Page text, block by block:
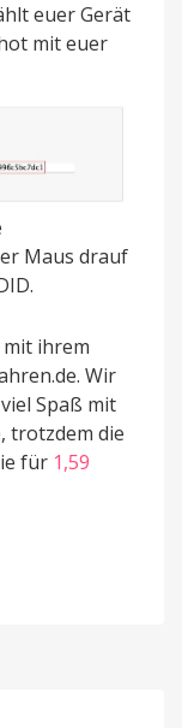
euer Gerät
mit euer
Maus drauf
ihrem
Wir
Spaß mit
trotzdem die
für 1,59